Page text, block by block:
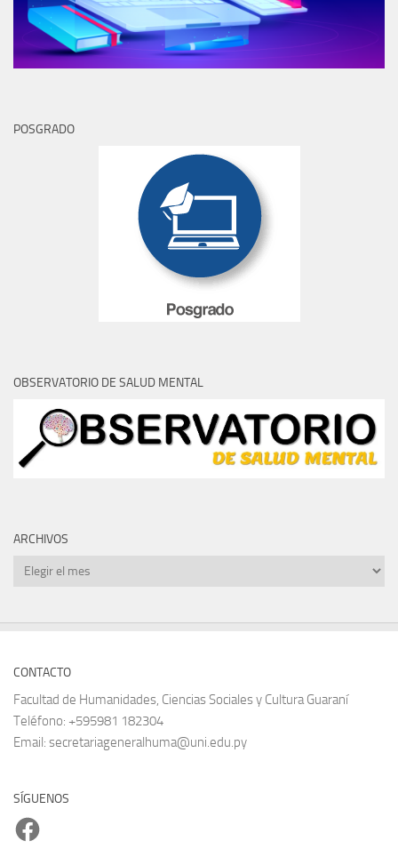
POSGRADO
OBSERVATORIO DE SALUD MENTAL
ARCHIVOS
Archivos
CONTACTO
Facultad de Humanidades, Ciencias Sociales y Cultura Guaraní
Teléfono: +595981 182304
Email: secretariageneralhuma@uni.edu.py
SÍGUENOS
Facebook